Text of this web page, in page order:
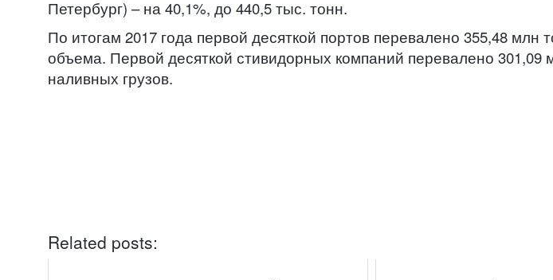
Петербург) – на 40,1%, до 440,5 тыс. тонн.
По итогам 2017 года первой десяткой портов перевалено 355,48 млн
объема. Первой десяткой стивидорных компаний перевалено 301,09
наливных грузов.
Related posts: